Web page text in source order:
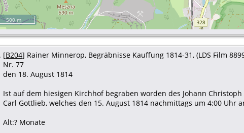
500 m
[B204] Rainer Minnerop, Begräbnisse Kauffung 1814-31, (LDS Film
Nr. 77
den 18. August 1814
Ist auf dem hiesigen Kirchhof begraben worden des Johann
Carl Gottlieb, welches den 15. August 1814 nachmittags um 4:00 Uhr
Alt:? Monate